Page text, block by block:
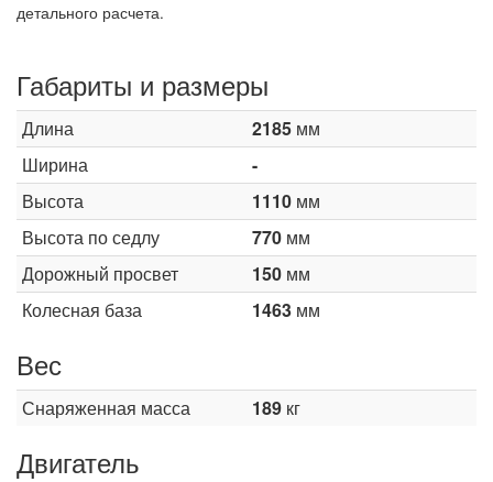
детального расчета.
Габариты и размеры
Длина 2185 мм
Ширина
-
Высота
1110 мм
Высота по седлу
770 мм
Дорожный просвет
150 мм
Колесная база
1463 мм
Вес
Снаряженная масса 189 кг
Двигатель